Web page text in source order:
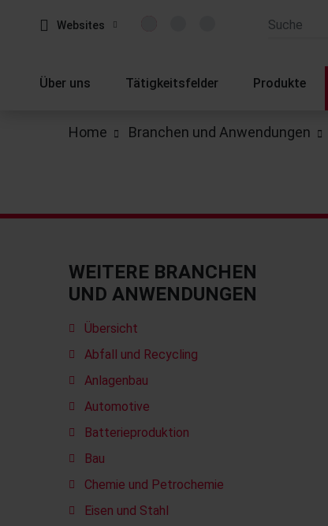
Websites
Über uns Tätigkeitsfelder Produkte
Home Branchen und Anwendungen
WEITERE BRANCHEN
UND ANWENDUNGEN
Übersicht
Abfall und Recycling
Anlagenbau
Automotive
Batterieproduktion
Bau
Chemie und Petrochemie
Eisen und Stahl